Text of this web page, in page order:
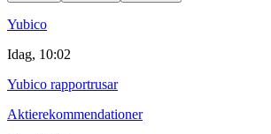
Yubico
Idag, 10:02
Yubico rapportrusar
Aktierekommendationer